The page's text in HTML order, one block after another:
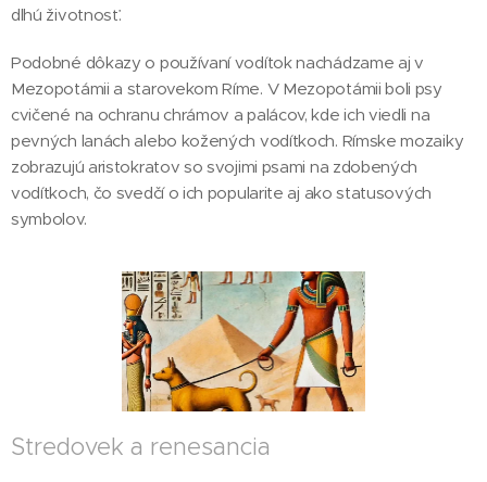
dlhú životnosť.
Podobné dôkazy o používaní vodítok nachádzame aj v
Mezopotámii a starovekom Ríme. V Mezopotámii boli psy
cvičené na ochranu chrámov a palácov, kde ich viedli na
pevných lanách alebo kožených vodítkoch. Rímske mozaiky
zobrazujú aristokratov so svojimi psami na zdobených
vodítkoch, čo svedčí o ich popularite aj ako statusových
symbolov.
Stredovek a renesancia